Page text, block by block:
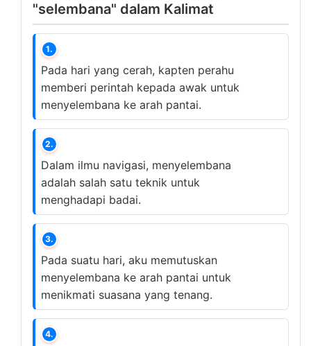
"selembana" dalam Kalimat
1.
Pada hari yang cerah, kapten perahu
memberi perintah kepada awak untuk
menyelembana ke arah pantai.
2.
Dalam ilmu navigasi, menyelembana
adalah salah satu teknik untuk
menghadapi badai.
3.
Pada suatu hari, aku memutuskan
menyelembana ke arah pantai untuk
menikmati suasana yang tenang.
4.